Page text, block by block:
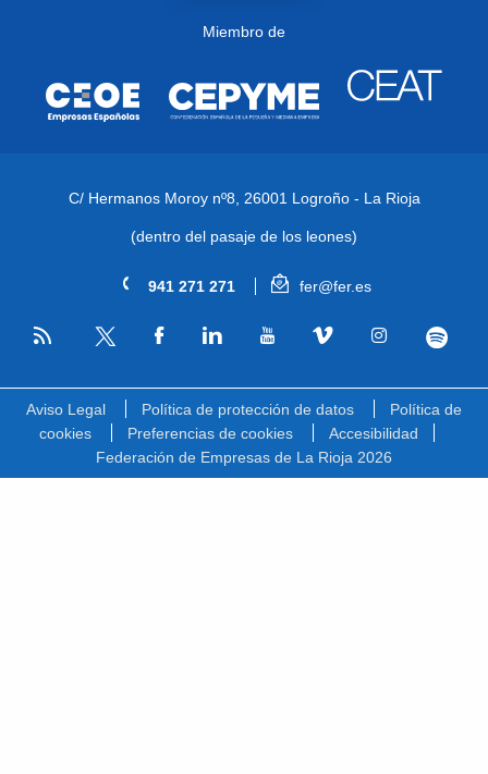
Miembro de
C/ Hermanos Moroy nº8, 26001 Logroño - La Rioja
(dentro del pasaje de los leones)
941 271 271 fer@fer.es
RSS
Aviso Legal Política de protección de datos
Política de
cookies
Preferencias de cookies
Accesibilidad
Federación de Empresas de La Rioja 2026